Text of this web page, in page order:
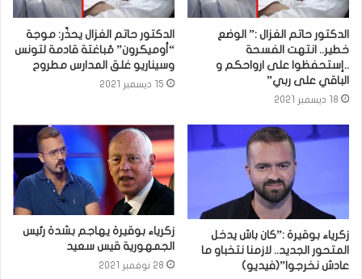
الدكتور حاتم الغزال :” الوضع
خطير.. انتهت الفسحة
..إستحفظوا على ارواحكم و
الباقي على ربي”
18 ديسمبر 2021
الدكتور حاتم الغزال يحذّر: موجة
“أوميكرون” مُباغتة قادمة لتونس
وسيناريو غلق المدارس مطروح
15 ديسمبر 2021
زكرياء بوقيرة :”كان باش يدخل
المتحور الجديد.. لازمنا نتخباو ما
عادش نخرجوا”(فيديو)
زكرياء بوقيرة يهاجم بشدة رئيس
الجمهورية قيس سعيد
28 نوفمبر 2021